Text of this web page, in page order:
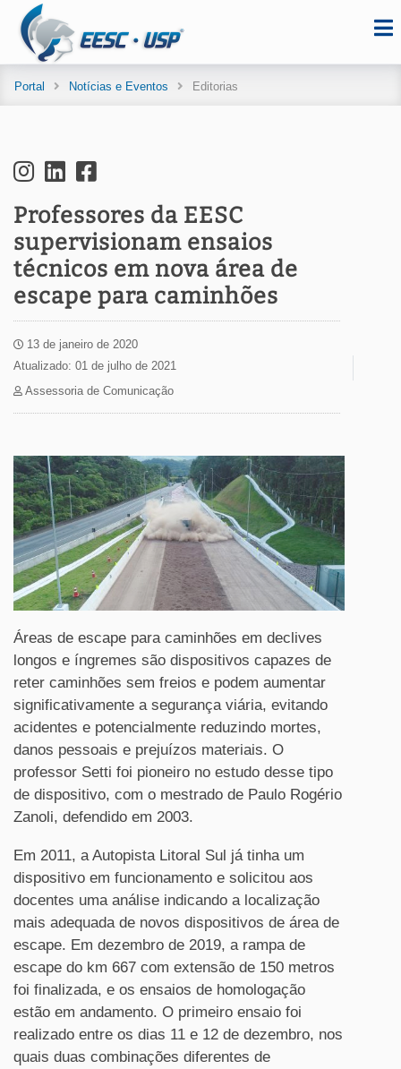
Portal Notícias e Eventos Editorias
Professores da EESC
supervisionam ensaios
técnicos em nova área de
escape para caminhões
13 de janeiro de 2020
Atualizado: 01 de julho de 2021
Assessoria de Comunicação
Áreas de escape para caminhões em declives
longos e íngremes são dispositivos capazes de
reter caminhões sem freios e podem aumentar
significativamente a segurança viária, evitando
acidentes e potencialmente reduzindo mortes,
danos pessoais e prejuízos materiais. O
professor Setti foi pioneiro no estudo desse tipo
de dispositivo, com o mestrado de Paulo Rogério
Zanoli, defendido em 2003.
Em 2011, a Autopista Litoral Sul já tinha um
dispositivo em funcionamento e solicitou aos
docentes uma análise indicando a localização
mais adequada de novos dispositivos de área de
escape. Em dezembro de 2019, a rampa de
escape do km 667 com extensão de 150 metros
foi finalizada, e os ensaios de homologação
estão em andamento. O primeiro ensaio foi
realizado entre os dias 11 e 12 de dezembro, nos
quais duas combinações diferentes de